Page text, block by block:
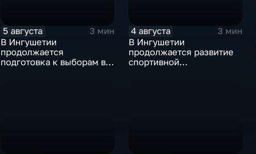
5 августа
3 мин
В Ингушетии
продолжается
подготовка к выборам в
4 августа
3 мин
В Ингушетии
продолжается развитие
спортивной